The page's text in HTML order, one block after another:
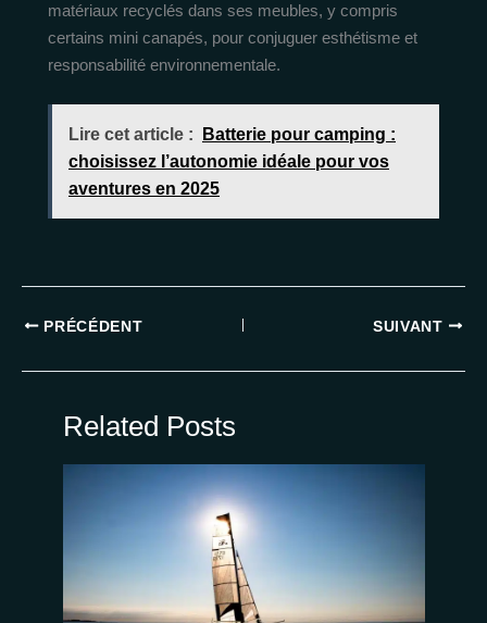
matériaux recyclés dans ses meubles, y compris
certains mini canapés, pour conjuguer esthétisme et
responsabilité environnementale.
Lire cet article :
Batterie pour camping :
choisissez l’autonomie idéale pour vos
aventures en 2025
PRÉCÉDENT SUIVANT
Related Posts